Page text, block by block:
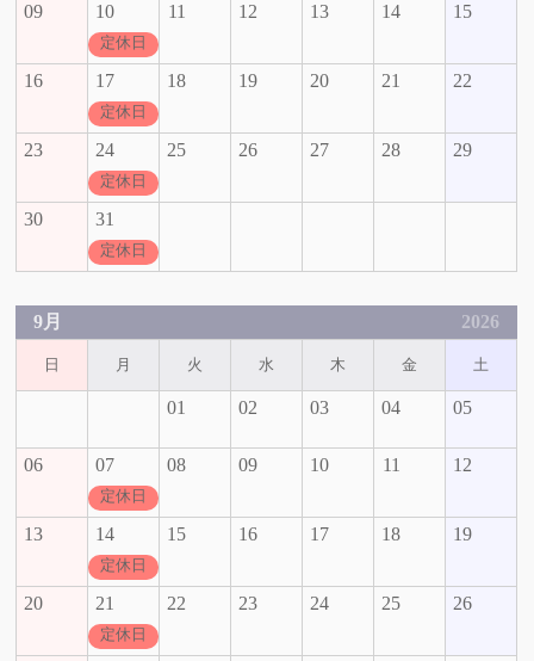
09 10
定休日
11 12 13 14 15
16 17
定休日
18 19 20 21 22
23 24
定休日
25 26 27 28 29
30 31
定休日
9月 2026
日 月 火 水 木 金 土
01 02 03 04 05
06 07
定休日
08 09 10 11 12
13 14
定休日
15 16 17 18 19
20 21
定休日
22 23 24 25 26